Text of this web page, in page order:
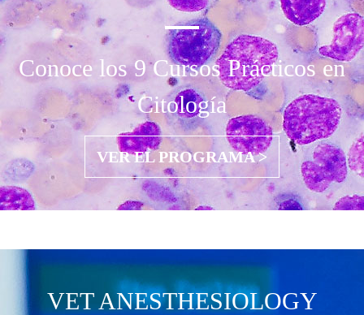
Conoce los 9 Cursos Prácticos en
Citología
VER EL PROGRAMA >
VET ANESTHESIOLOGY